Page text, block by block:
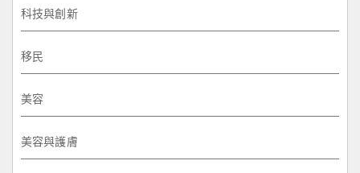
科技與創新
移民
美容
美容與護膚